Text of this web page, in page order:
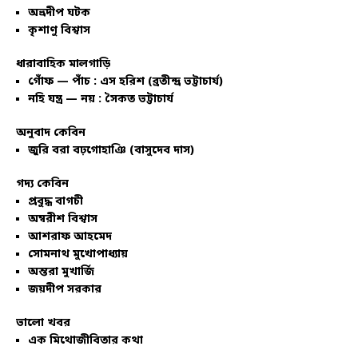
অভ্রদীপ ঘটক
কৃশাণু বিশ্বাস
ধারাবাহিক মালগাড়ি
গোঁফ — পাঁচ : এস হরিশ (ব্রতীন্দ্র ভট্টাচার্য)
নহি যন্ত্র — নয় : সৈকত ভট্টাচার্য
অনুবাদ কেবিন
জুরি বরা বঢ়গোহাঞি (বাসুদেব দাস)
গদ্য কেবিন
প্রবুদ্ধ বাগচী
অম্বরীশ বিশ্বাস
আশরাফ আহমেদ
সোমনাথ মুখোপাধ্যায়
অন্তরা মুখার্জি
জয়দীপ সরকার
ভালো খবর
এক মিথোজীবিতার কথা